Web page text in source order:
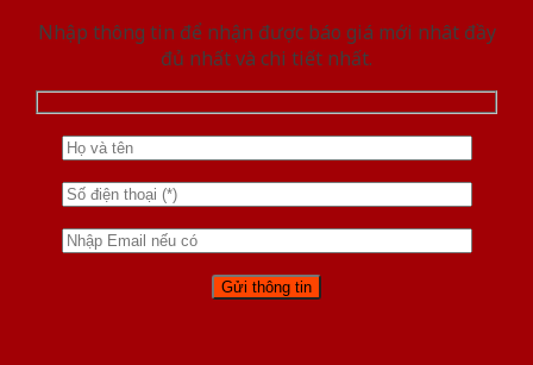
Nhập thông tin để nhận được báo giá mới nhât đầy
đủ nhất và chi tiết nhất.